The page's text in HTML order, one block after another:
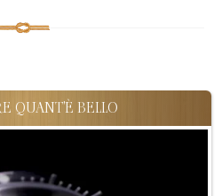
QUANT'È BELLO